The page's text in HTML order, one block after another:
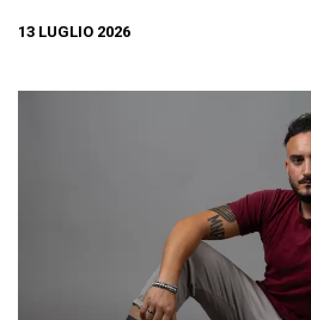
13 LUGLIO 2026